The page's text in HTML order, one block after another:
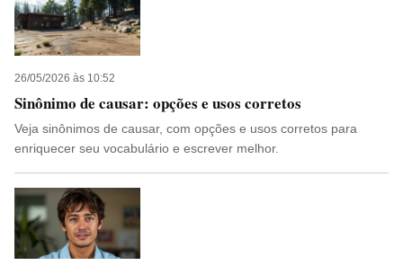
26/05/2026 às 10:52
Sinônimo de causar: opções e usos corretos
Veja sinônimos de causar, com opções e usos corretos para
enriquecer seu vocabulário e escrever melhor.